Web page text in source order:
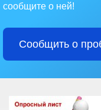
сообщите о ней!
Сообщить о